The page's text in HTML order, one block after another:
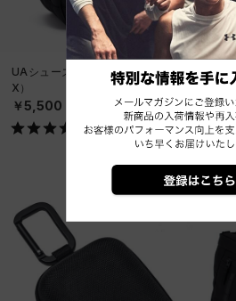
UAシューズバッグ（ゴルフ/UNISE
X）
￥5,500 ベ